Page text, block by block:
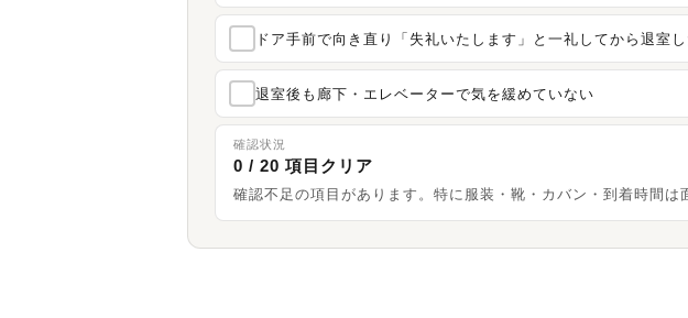
ドア手前で向き直り「失礼いたします」と一礼してから退室し
退室後も廊下・エレベーターで気を緩めていない
確認状況
0 / 20 項目クリア
確認不足の項目があります。特に服装・靴・カバン・到着時間は